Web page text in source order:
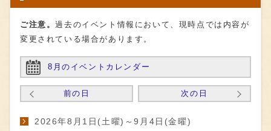
ご注意。過去のイベント情報において、現時点では内容が
変更されている場合があります。
8月のイベントカレンダー
前の日 次の日
2026年8月1日(土曜)～9月4日(金曜)